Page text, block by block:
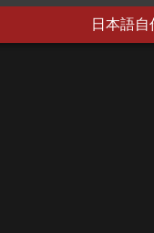
日本語自